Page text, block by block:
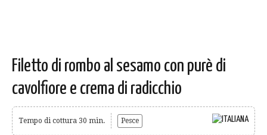
Filetto di rombo al sesamo con purè di
cavolfiore e crema di radicchio
Tempo di cottura 30 min. Pesce